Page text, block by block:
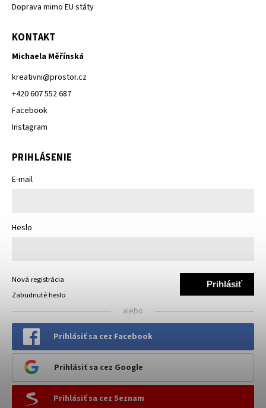
Doprava mimo EU státy
KONTAKT
Michaela Měřínská
kreativni@prostor.cz
+420 607 552 687
Facebook
Instagram
PRIHLÁSENIE
E-mail
Heslo
Prihlásiť
Nová registrácia
Zabudnuté heslo
alebo
Prihlásiť sa cez Facebook
Prihlásiť sa cez Google
Prihlásiť sa cez Seznam